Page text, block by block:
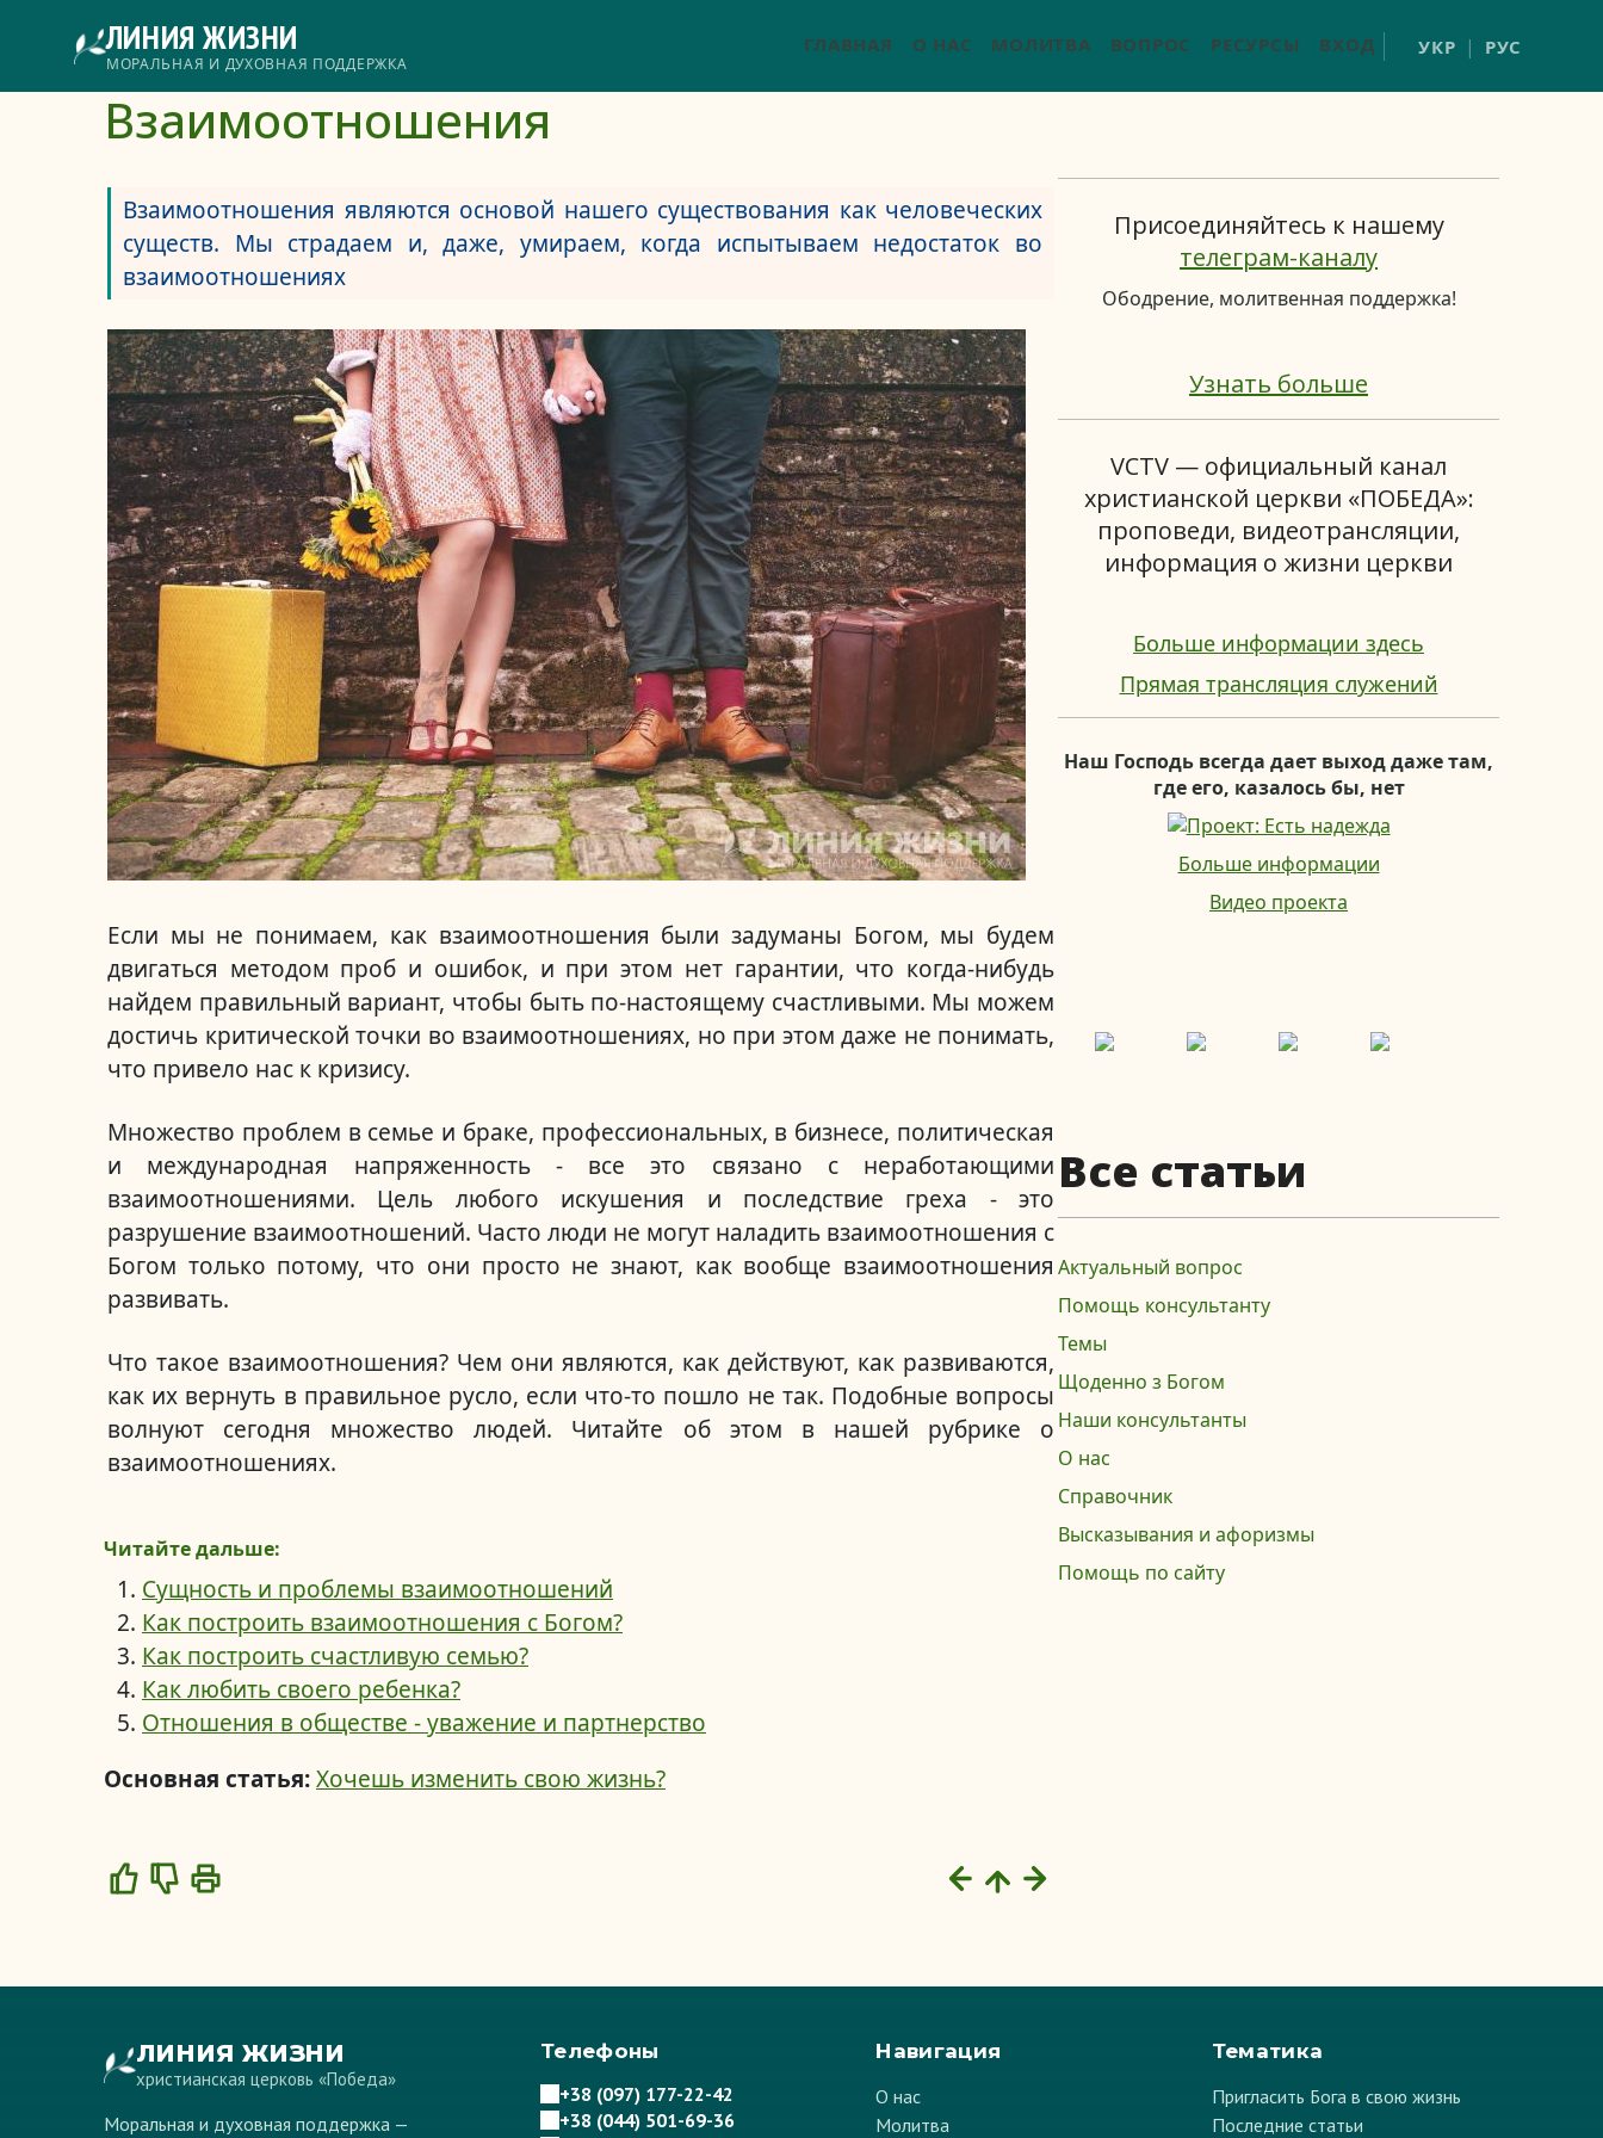
основному
ЛИНИЯ ЖИЗНИ
МОРАЛЬНАЯ И ДУХОВНАЯ ПОДДЕРЖКА
меню
ГЛАВНАЯ О НАС МОЛИТВА ВОПРОС РЕСУРСЫ ВХОД УКР РУС
Взаимоотношения
Взаимоотношения являются основой нашего существования как человеческих
существ. Мы страдаем и, даже, умираем, когда испытываем недостаток во
взаимоотношениях
Если мы не понимаем, как взаимоотношения были задуманы Богом, мы будем
двигаться методом проб и ошибок, и при этом нет гарантии, что когда-нибудь
найдем правильный вариант, чтобы быть по-настоящему счастливыми. Мы можем
достичь критической точки во взаимоотношениях, но при этом даже не понимать,
что привело нас к кризису.
Множество проблем в семье и браке, профессиональных, в бизнесе, политическая
и международная напряженность - все это связано с неработающими
взаимоотношениями. Цель любого искушения и последствие греха - это
разрушение взаимоотношений. Часто люди не могут наладить взаимоотношения с
Богом только потому, что они просто не знают, как вообще взаимоотношения
развивать.
Что такое взаимоотношения? Чем они являются, как действуют, как развиваются,
как их вернуть в правильное русло, если что-то пошло не так. Подобные вопросы
волнуют сегодня множество людей. Читайте об этом в нашей рубрике о
взаимоотношениях.
Читайте дальше:
Сущность и проблемы взаимоотношений
Как построить взаимоотношения с Богом?
Как построить счастливую семью?
Как любить своего ребенка?
Отношения в обществе - уважение и партнерство
Основная статья:Хочешь изменить свою жизнь?
LikeDislike
Все статьи
Актуальный вопрос
Помощь консультанту
Темы
Щоденно з Богом
Наши консультанты
О нас
Справочник
Высказывания и афоризмы
Помощь по сайту
Присоединяйтесь к нашему
телеграм-каналу
Ободрение, молитвенная поддержка!
Узнать больше
VCTV — официальный канал
христианской церкви «ПОБЕДА»:
проповеди, видеотрансляции,
информация о жизни церкви
Больше информации здесь
Прямая трансляция служений
Наш Господь всегда дает выход даже там,
где его, казалось бы, нет
Больше информации
Видео проекта
ЛИНИЯ ЖИЗНИ
христианская церковь «Победа»
Моральная и духовная поддержка —
Телефоны
+38 (097) 177-22-42
+38 (044) 501-69-36
Навигация
О нас
Молитва
Тематика
Пригласить Бога в свою жизнь
Последние статьи